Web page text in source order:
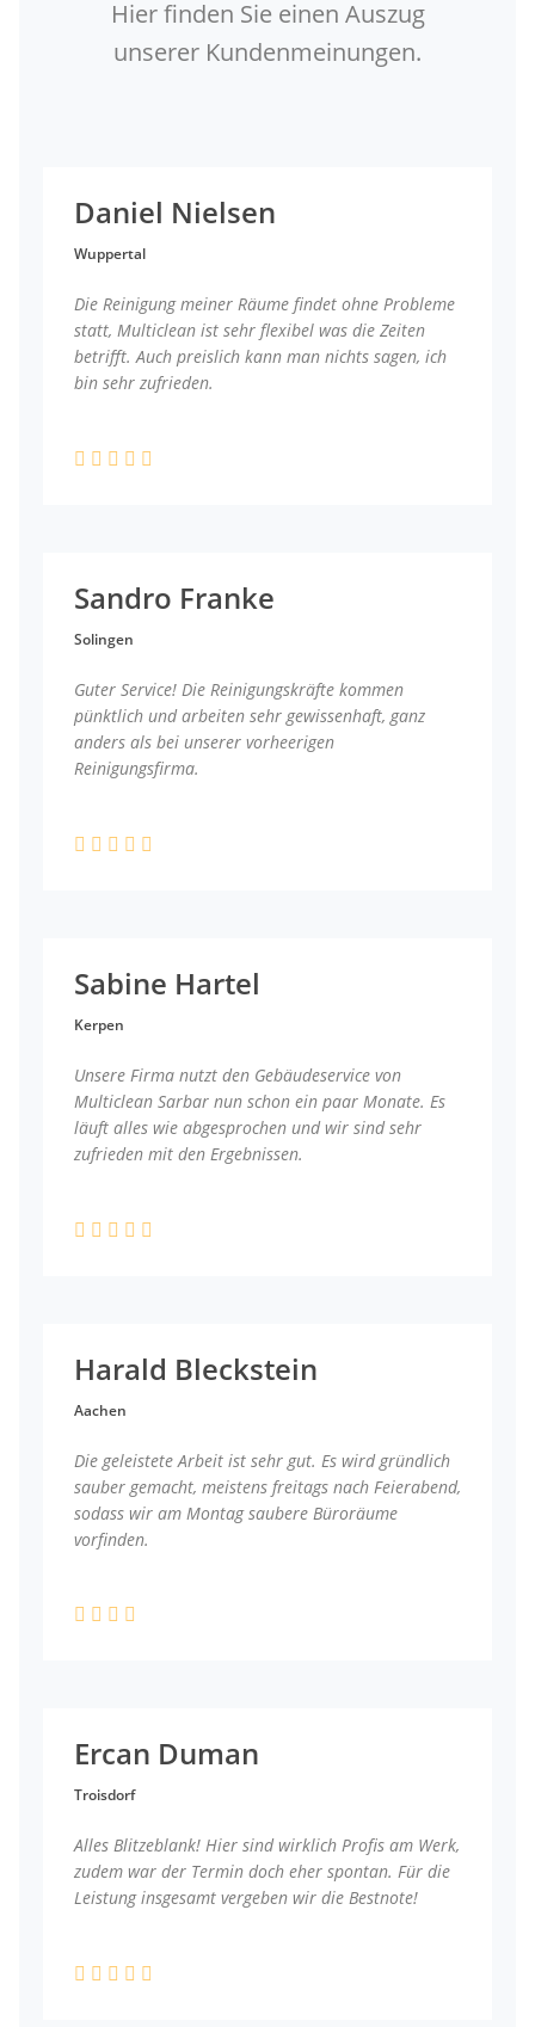
Hier finden Sie einen Auszug
unserer Kundenmeinungen.
Daniel Nielsen
Wuppertal
Die Reinigung meiner Räume findet ohne Probleme
statt, Multiclean ist sehr flexibel was die Zeiten
betrifft. Auch preislich kann man nichts sagen, ich
bin sehr zufrieden.
Sandro Franke
Solingen
Guter Service! Die Reinigungskräfte kommen
pünktlich und arbeiten sehr gewissenhaft, ganz
anders als bei unserer vorheerigen
Reinigungsfirma.
Sabine Hartel
Kerpen
Unsere Firma nutzt den Gebäudeservice von
Multiclean Sarbar nun schon ein paar Monate. Es
läuft alles wie abgesprochen und wir sind sehr
zufrieden mit den Ergebnissen.
Harald Bleckstein
Aachen
Die geleistete Arbeit ist sehr gut. Es wird gründlich
sauber gemacht, meistens freitags nach Feierabend,
sodass wir am Montag saubere Büroräume
vorfinden.
Ercan Duman
Troisdorf
Alles Blitzeblank! Hier sind wirklich Profis am Werk,
zudem war der Termin doch eher spontan. Für die
Leistung insgesamt vergeben wir die Bestnote!